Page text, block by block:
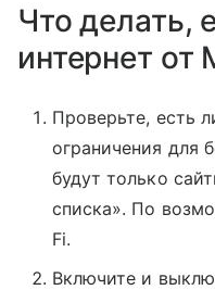
Что делать,
интернет от
Проверьте, есть
ограничения для
будут только
списка». По
Fi.
Включите и